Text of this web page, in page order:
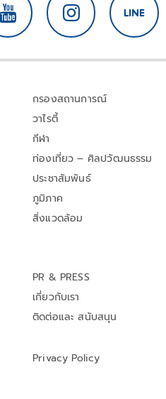
กรองสถานการณ์
วาไรตี้
กีฬา
ท่องเที่ยว – ศิลปวัฒนธรรม
ประชาสัมพันธ์
ภูมิภาค
สิ่งแวดล้อม
PR & PRESS
เกี่ยวกับเรา
ติดต่อและ สนับสนุน
Privacy Policy